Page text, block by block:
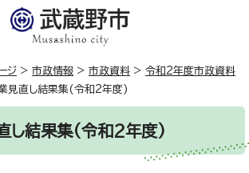
ジ > 市政情報 > 市政資料 > 令和2年度市政資料
見直し結果集(令和2年度)
し結果集(令和2年度)